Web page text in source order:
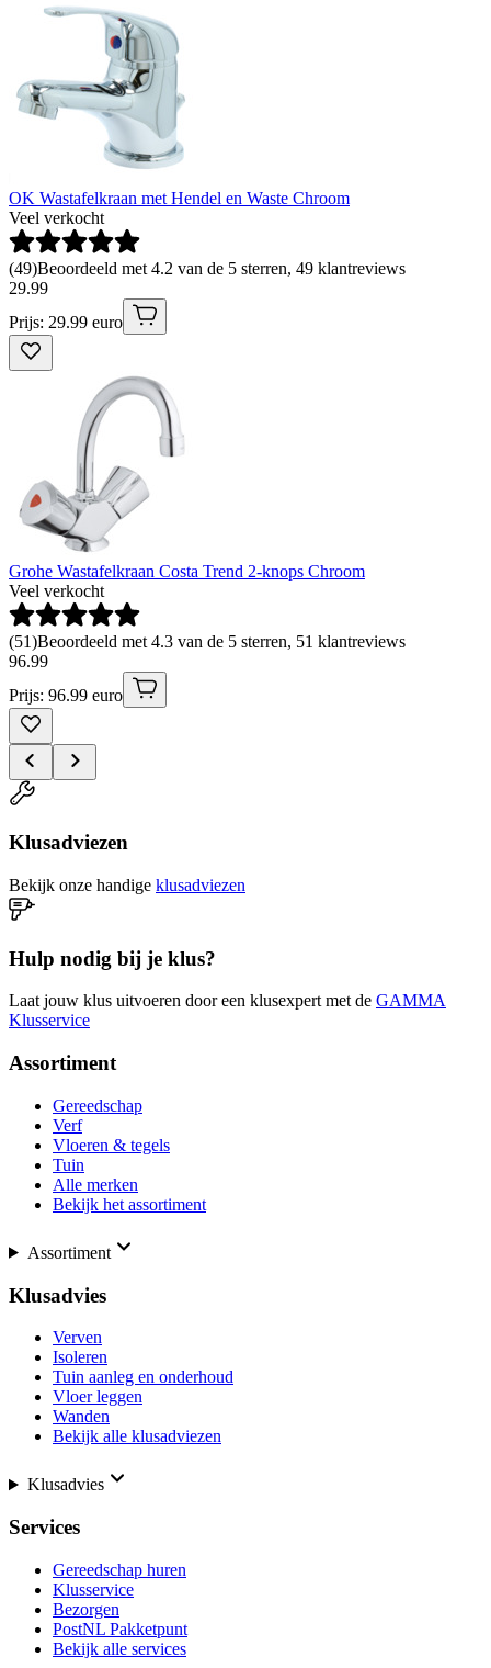
OK Wastafelkraan met Hendel en Waste Chroom
Veel verkocht
(49)Beoordeeld met 4.2 van de 5 sterren, 49 klantreviews
29.99
Prijs: 29.99 euro
Grohe Wastafelkraan Costa Trend 2-knops Chroom
Veel verkocht
(51)Beoordeeld met 4.3 van de 5 sterren, 51 klantreviews
96.99
Prijs: 96.99 euro
Klusadviezen
Bekijk onze handige klusadviezen
Hulp nodig bij je klus?
Laat jouw klus uitvoeren door een klusexpert met de GAMMA
Klusservice
Assortiment
Gereedschap
Verf
Vloeren & tegels
Tuin
Alle merken
Bekijk het assortiment
Assortiment
Klusadvies
Verven
Isoleren
Tuin aanleg en onderhoud
Vloer leggen
Wanden
Bekijk alle klusadviezen
Klusadvies
Services
Gereedschap huren
Klusservice
Bezorgen
PostNL Pakketpunt
Bekijk alle services